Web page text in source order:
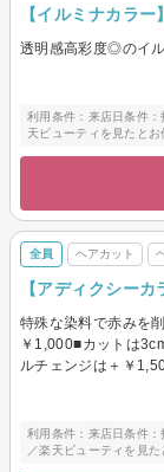
【イルミナカラー
透明感高彩度◎のイ
利用条件：来店日条件
天ビューティを見たとお
全員 ヘアカット
【アディクシー
特殊な染料で赤みを
￥1,000■カットは
ルチェンジは＋￥
利用条件：来店日条件：
／楽天ビューティを見た